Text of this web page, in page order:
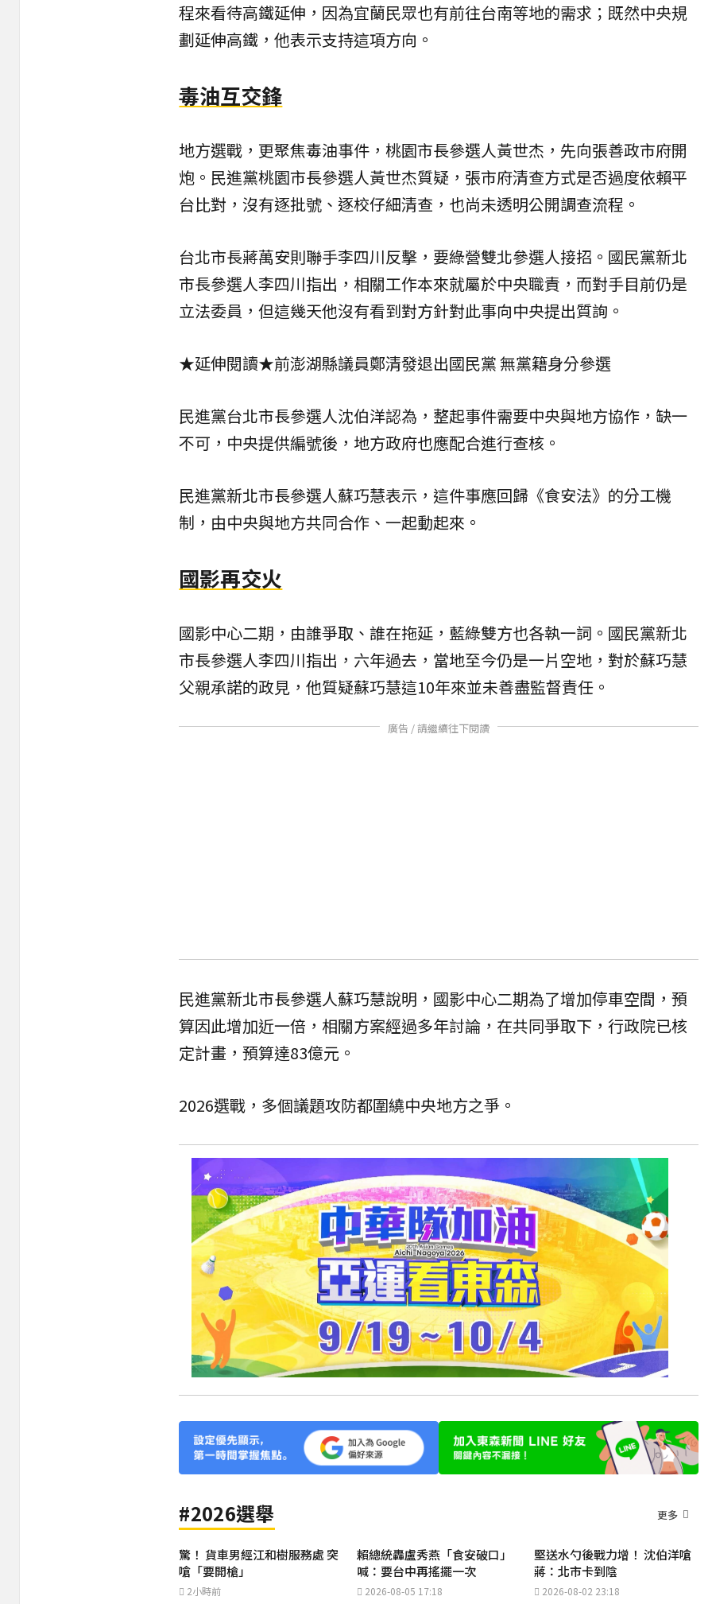
程來看待高鐵延伸，因為宜蘭民眾也有前往台南等地的需求；既然中央規
劃延伸高鐵，他表示支持這項方向。
毒油互交鋒
地方選戰，更聚焦毒油事件，桃園市長參選人黃世杰，先向張善政市府開
炮。民進黨桃園市長參選人黃世杰質疑，張市府清查方式是否過度依賴平
台比對，沒有逐批號、逐校仔細清查，也尚未透明公開調查流程。
台北市長蔣萬安則聯手李四川反擊，要綠營雙北參選人接招。國民黨新北
市長參選人李四川指出，相關工作本來就屬於中央職責，而對手目前仍是
立法委員，但這幾天他沒有看到對方針對此事向中央提出質詢。
★延伸閱讀★前澎湖縣議員鄭清發退出國民黨 無黨籍身分參選
民進黨台北市長參選人沈伯洋認為，整起事件需要中央與地方協作，缺一
不可，中央提供編號後，地方政府也應配合進行查核。
民進黨新北市長參選人蘇巧慧表示，這件事應回歸《食安法》的分工機
制，由中央與地方共同合作、一起動起來。
國影再交火
國影中心二期，由誰爭取、誰在拖延，藍綠雙方也各執一詞。國民黨新北
市長參選人李四川指出，六年過去，當地至今仍是一片空地，對於蘇巧慧
父親承諾的政見，他質疑蘇巧慧這10年來並未善盡監督責任。
廣告 / 請繼續往下閱讀
民進黨新北市長參選人蘇巧慧說明，國影中心二期為了增加停車空間，預
算因此增加近一倍，相關方案經過多年討論，在共同爭取下，行政院已核
定計畫，預算達83億元。
2026選戰，多個議題攻防都圍繞中央地方之爭。
#2026選舉 更多
驚！ 貨車男經江和樹服務處 突
嗆「要開槍」
2小時前
賴總統轟盧秀燕「食安破口」
喊：要台中再搖擺一次
2026-08-05 17:18
堅送水勺後戰力增！ 沈伯洋嗆
蔣：北市卡到陰
2026-08-02 23:18